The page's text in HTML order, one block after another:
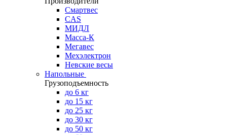
Смартвес
CAS
МИДЛ
Масса-К
Мегавес
Мехэлектрон
Невские весы
Напольные
Грузоподъемность
до 6 кг
до 15 кг
до 25 кг
до 30 кг
до 50 кг